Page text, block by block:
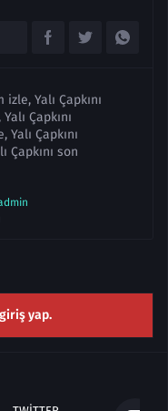
izle, Yalı Çapkını
Çapkını
Çapkını
Çapkını son
yap.